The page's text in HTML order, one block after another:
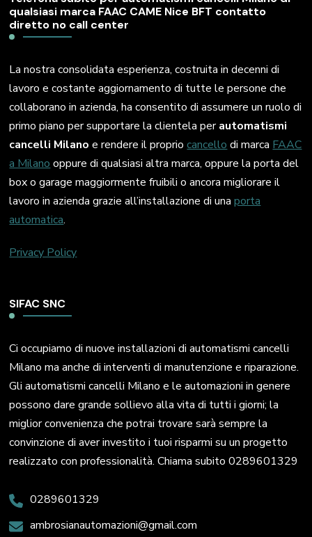
qualsiasi marca FAAC CAME Nice BFT contatto
diretto no call center
La nostra consolidata esperienza, costruita in decenni di
lavoro e costante aggiornamento di tutte le persone che
collaborano in azienda, ha consentito di assumere un ruolo di
primo piano per supportare la clientela perautomatismi
cancelli Milano e rendere il propriocancello di marca FAAC
a Milano oppure di qualsiasi altra marca, oppure la porta del
box o garage maggiormente fruibili o ancora migliorare il
lavoro in azienda grazie all’installazione di unaporta
automatica.
Privacy Policy
SIFAC SNC
Ci occupiamo di nuove installazioni di automatismi cancelli
Milano ma anche di interventi di manutenzione e riparazione.
Gli automatismi cancelli Milano e le automazioni in genere
possono dare grande sollievo alla vita di tutti i giorni; la
miglior convenienza che potrai trovare sarà sempre la
convinzione di aver investito i tuoi risparmi su un progetto
realizzato con professionalità. Chiama subito 0289601329
0289601329
ambrosianautomazioni@gmail.com